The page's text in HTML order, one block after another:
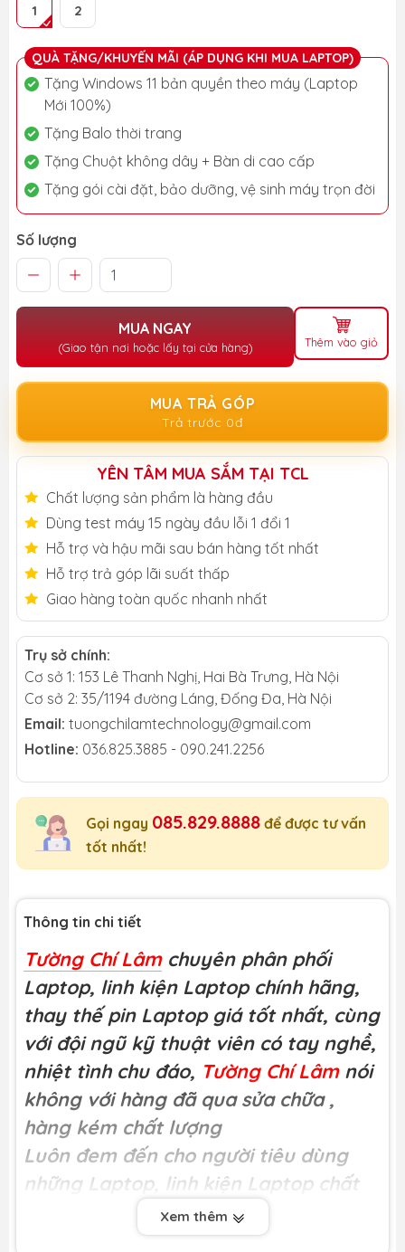
1 2
QUÀ TẶNG/KHUYẾN MÃI (ÁP DỤNG KHI MUA LAPTOP)
Tặng Windows 11 bản quyền theo máy (Laptop
Mới 100%)
Tặng Balo thời trang
Tặng Chuột không dây + Bàn di cao cấp
Tặng gói cài đặt, bảo dưỡng, vệ sinh máy trọn đời
Số lượng
MUA NGAY
(Giao tận nơi hoặc lấy tại cửa hàng) Thêm vào giỏ
MUA TRẢ GÓP
Trả trước 0đ
YÊN TÂM MUA SẮM TẠI TCL
Chất lượng sản phẩm là hàng đầu
Dùng test máy 15 ngày đầu lỗi 1 đổi 1
Hỗ trợ và hậu mãi sau bán hàng tốt nhất
Hỗ trợ trả góp lãi suất thấp
Giao hàng toàn quốc nhanh nhất
Trụ sở chính:
Cơ sở 1: 153 Lê Thanh Nghị, Hai Bà Trưng, Hà Nội
Cơ sở 2: 35/1194 đường Láng, Đống Đa, Hà Nội
Email: tuongchilamtechnology@gmail.com
Hotline: 036.825.3885 - 090.241.2256
Gọi ngay 085.829.8888 để được tư vấn
tốt nhất!
Thông tin chi tiết
Tường Chí Lâm chuyên phân phối
Laptop, linh kiện Laptop chính hãng,
thay thế pin Laptop giá tốt nhất, cùng
với đội ngũ kỹ thuật viên có tay nghề,
nhiệt tình chu đáo, Tường Chí Lâm nói
không với hàng đã qua sửa chữa ,
hàng kém chất lượng
Luôn đem đến cho người tiêu dùng
những Laptop, linh kiện Laptop chất
Miễn phí công thay tạiTường Chí Lâm
Xem thêm